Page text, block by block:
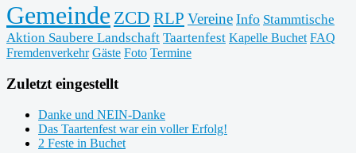
Gemeinde ZCD RLP Vereine Info Stammtische
Aktion Saubere Landschaft Taartenfest Kapelle Buchet FAQ
Fremdenverkehr Gäste Foto Termine
Zuletzt eingestellt
Danke und NEIN-Danke
Das Taartenfest war ein voller Erfolg!
2 Feste in Buchet